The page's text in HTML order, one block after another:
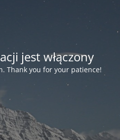
jest włączony
Thank you for your patience!